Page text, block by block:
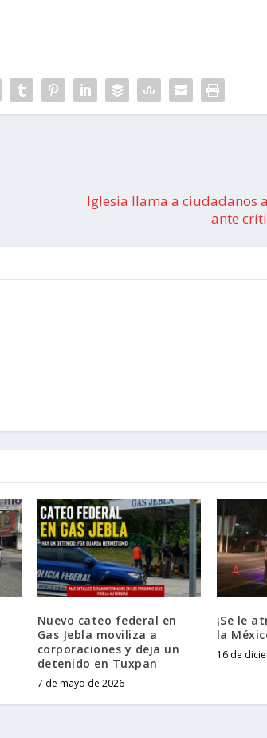
Iglesia llama a ciudadanos
ante
Nuevo cateo federal en
Gas Jebla moviliza a
corporaciones y deja un
detenido en Tuxpan
7 de mayo de 2026
¡Se le
la
16 de